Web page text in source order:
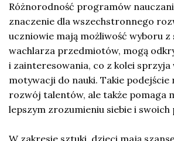
Różnorodność programów
znaczenie dla wszechstronnego
uczniowie mają możliwość wyboru z
wachlarza przedmiotów, mogą
i zainteresowania, co z kolei sprzyja
motywacji do nauki. Takie podejście
rozwój talentów, ale także pomaga
lepszym zrozumieniu siebie i